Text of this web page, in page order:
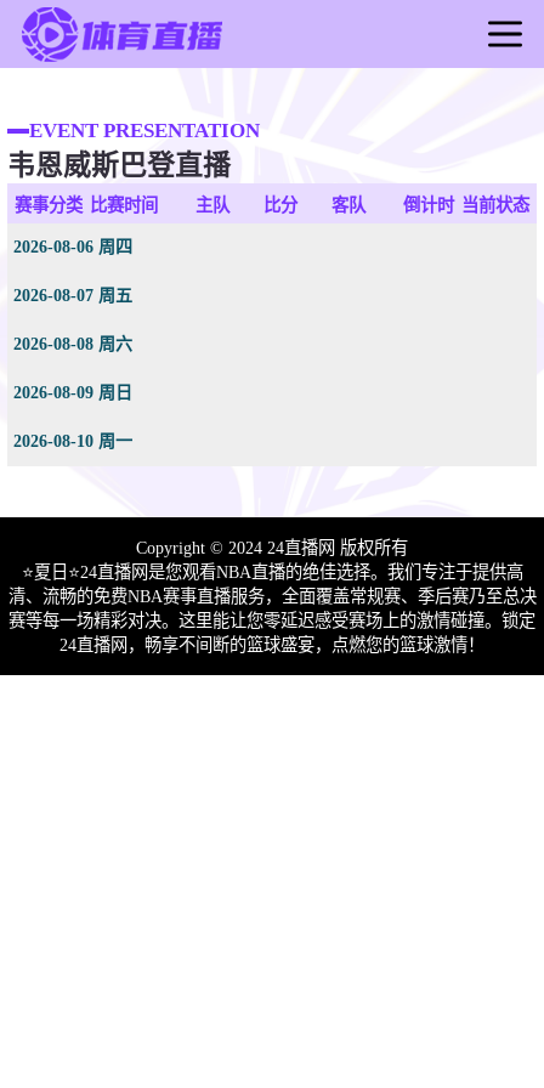
足球直播
篮球直播
足球录像
篮球新闻
EVENT PRESENTATION
韦恩威斯巴登直播
赛事分类 比赛时间 主队 比分 客队 倒计时 当前状态
2026-08-06 周四
2026-08-07 周五
2026-08-08 周六
2026-08-09 周日
2026-08-10 周一
Copyright © 2024 24直播网 版权所有
⭐️夏日⭐24直播网是您观看NBA直播的绝佳选择。我们专注于提供高
清、流畅的免费NBA赛事直播服务，全面覆盖常规赛、季后赛乃至总决
赛等每一场精彩对决。这里能让您零延迟感受赛场上的激情碰撞。锁定
24直播网，畅享不间断的篮球盛宴，点燃您的篮球激情！